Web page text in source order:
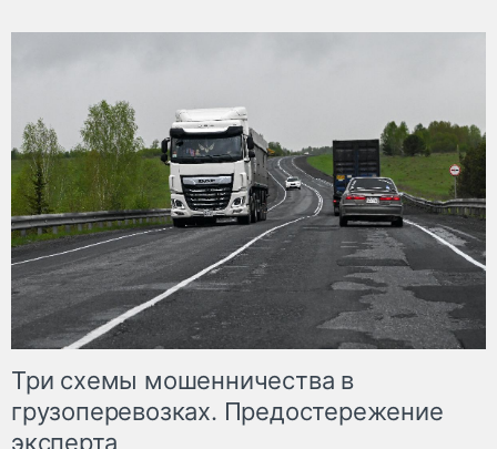
Три схемы мошенничества в
грузоперевозках. Предостережение
эксперта